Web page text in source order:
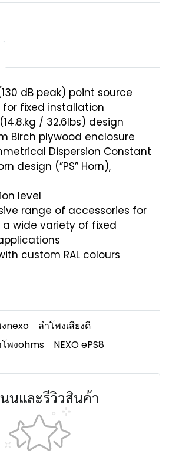
dB peak) point source
for fixed installation
/ 32.6lbs) design
Birch plywood enclosure
Dispersion Constant
design (”PS” Horn),
level
range of accessories for
wide variety of fixed
custom RAL colours
nexo
ลำโพงเสียงดี
โพงohms
NEXO ePS8
นและรีวิวสินค้า